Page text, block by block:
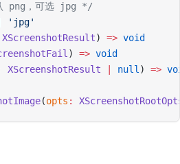
png，可选 jpg */
'jpg'
XScreenshotResult) => void
) => void
XScreenshotResult null ) =>
(opts :